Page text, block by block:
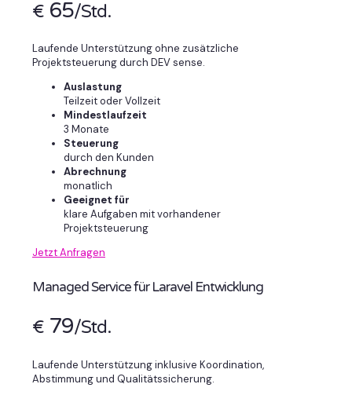
€ 65/Std.
Laufende Unterstützung ohne zusätzliche
Projektsteuerung durch DEV sense.
Auslastung
Teilzeit oder Vollzeit
Mindestlaufzeit
3 Monate
Steuerung
durch den Kunden
Abrechnung
monatlich
Geeignet für
klare Aufgaben mit vorhandener
Projektsteuerung
Jetzt Anfragen
Managed Service für Laravel Entwicklung
€ 79/Std.
Laufende Unterstützung inklusive Koordination,
Abstimmung und Qualitätssicherung.